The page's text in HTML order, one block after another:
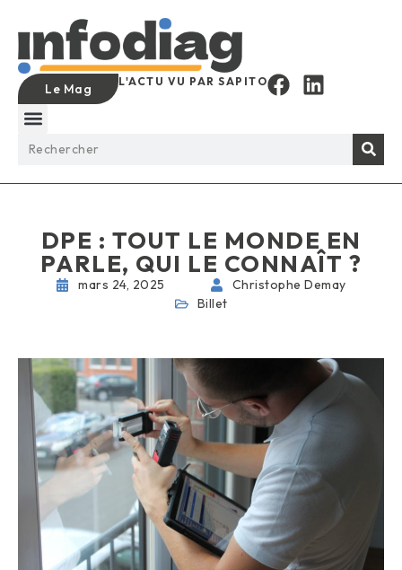
Le Mag L'ACTU VU PAR SAPITO
DPE : TOUT LE MONDE EN
PARLE, QUI LE CONNAÎT ?
mars 24, 2025
Christophe Demay
Billet